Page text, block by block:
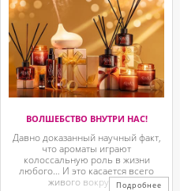
ВОЛШЕБСТВО ВНУТРИ НАС!
Давно доказанный научный факт,
что ароматы играют
колоссальную роль в жизни
любого… И это касается всего
живого вокруг. ...Подробнее